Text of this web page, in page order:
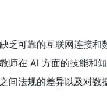
缺乏可靠的互联网连接和
教师在 Al 方面的技能和
间法规的差异以及对数